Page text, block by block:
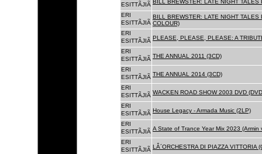
ESITTÃJIÃ BILL BREWSTER: LATE NIGHT
ERI
ESITTÃJIÃ
BILL BREWSTER: LATE NIGHT
COLOUR)
ERI
ESITTÃJIÃ PLEASE, PLEASE, PLEASE: A
ERI
ESITTÃJIÃ THE ANNUAL 2011 (3CD)
ERI
ESITTÃJIÃ THE ANNUAL 2014 (3CD)
ERI
ESITTÃJIÃ WACKEN ROAD SHOW 2003 DVD
ERI
ESITTÃJIÃ House Legacy - Armada Music (2LP)
ERI
ESITTÃJIÃ A State of Trance Year Mix 2023 (Armin
ERI
ESITTÃJIÃ LÂ´ORCHESTRA DI PIAZZA VITTORIA